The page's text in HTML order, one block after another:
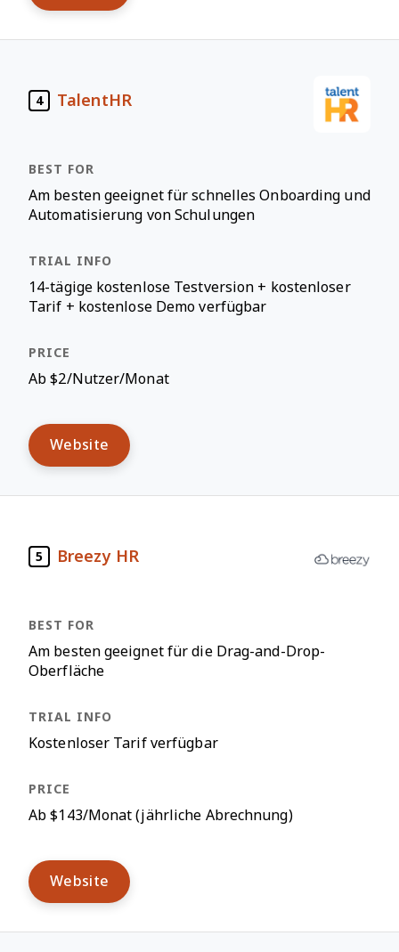
4 TalentHR
Am besten geeignet für schnelles Onboarding und
Automatisierung von Schulungen
14-tägige kostenlose Testversion + kostenloser
Tarif + kostenlose Demo verfügbar
Ab $2/Nutzer/Monat
Website
5 Breezy HR
Am besten geeignet für die Drag-and-Drop-
Oberfläche
Kostenloser Tarif verfügbar
Ab $143/Monat (jährliche Abrechnung)
Website